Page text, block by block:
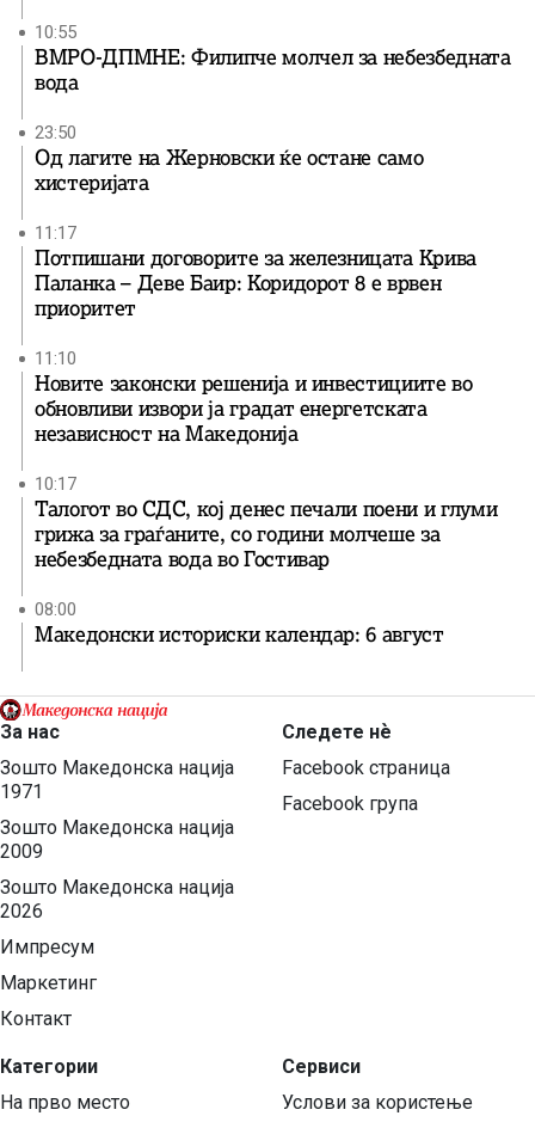
10:55
ВМРО-ДПМНЕ: Филипче молчел за небезбедната
вода
23:50
Од лагите на Жерновски ќе остане само
хистеријата
11:17
Потпишани договорите за железницата Крива
Паланка – Деве Баир: Коридорот 8 е врвен
приоритет
11:10
Новите законски решенија и инвестициите во
обновливи извори ја градат енергетската
независност на Македонија
10:17
Талогот во СДС, кој денес печали поени и глуми
грижа за граѓаните, со години молчеше за
небезбедната вода во Гостивар
08:00
Македонски историски календар: 6 август
За нас
Зошто Македонска нација
1971
Зошто Македонска нација
2009
Зошто Македонска нација
2026
Импресум
Маркетинг
Контакт
Категории
На прво место
Следете нѐ
Facebook страница
Facebook група
Сервиси
Услови за користење